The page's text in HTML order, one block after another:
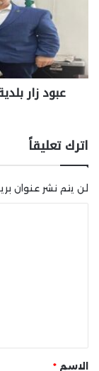
عبود زار
اترك تعليقاً
لن يتم نشر عنوان
* الاسم *